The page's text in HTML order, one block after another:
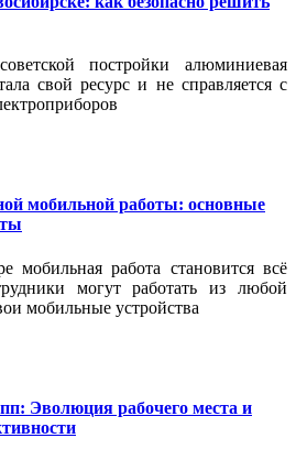
постройки алюминиевая
свой ресурс и не справляется с
мобильной работы: основные
мобильная работа становится всё
могут работать из любой
мобильные устройства
Эволюция рабочего места и